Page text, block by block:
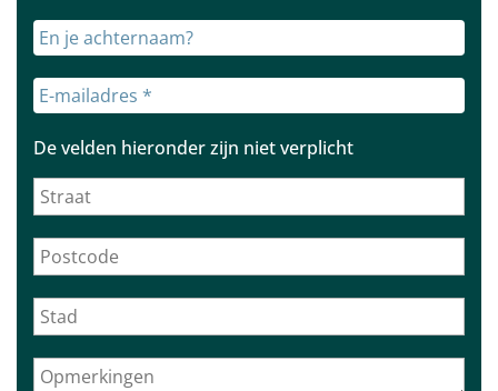
De velden hieronder zijn niet verplicht